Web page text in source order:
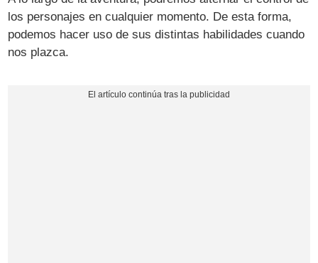
los personajes en cualquier momento. De esta forma,
podemos hacer uso de sus distintas habilidades cuando
nos plazca.